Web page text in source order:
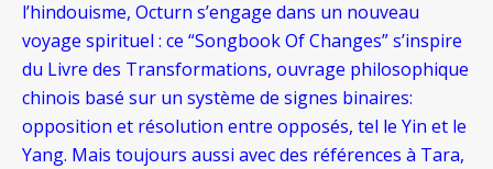
l’hindouisme, Octurn s’engage dans un nouveau
voyage spirituel : ce “Songbook Of Changes” s’inspire
du Livre des Transformations, ouvrage philosophique
chinois basé sur un système de signes binaires:
opposition et résolution entre opposés, tel le Yin et le
Yang. Mais toujours aussi avec des références à Tara,